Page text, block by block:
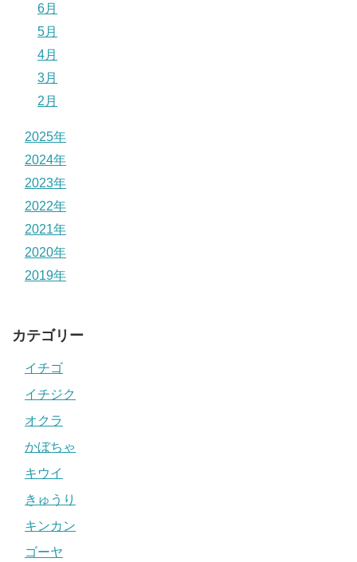
6月
5月
4月
3月
2月
2025年
2024年
2023年
2022年
2021年
2020年
2019年
カテゴリー
イチゴ
イチジク
オクラ
かぼちゃ
キウイ
きゅうり
キンカン
ゴーヤ